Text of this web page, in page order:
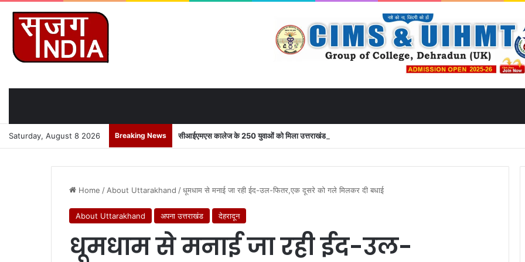
Saturday, August 8 2026 Breaking News सीआईएमएस कालेज के 250 युवाओं को मिला उत्तराखंड से लाइव जुड़ने का मौका
Home / About Uttarakhand /धूमधाम से मनाई जा रही ईद-उल-फितर,एक दूसरे को गले मिलकर दी बधाई
About Uttarakhand अपना उत्तराखंड देहरादून
धूमधाम से मनाई जा रही ईद-उल-